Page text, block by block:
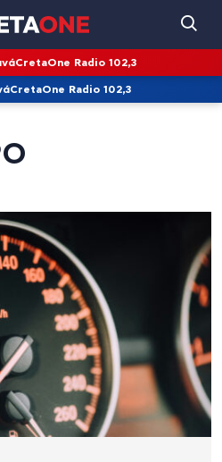
CretaOne Radio 102,3
CretaOne Radio 102,3